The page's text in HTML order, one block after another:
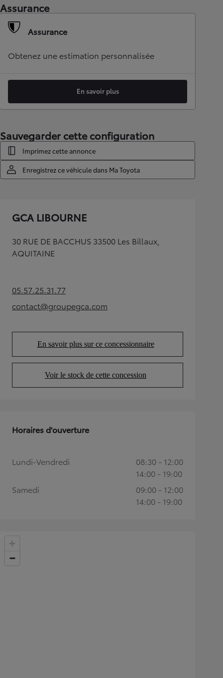
Assurance
Assurance
Obtenez une estimation personnalisée
En savoir plus
Sauvegarder cette configuration
Imprimez cette annonce
Enregistrez ce véhicule dans Ma Toyota
GCA LIBOURNE
30 RUE DE BACCHUS 33500 Les Billaux,
AQUITAINE
05.57.25.31.77(Opens in new tab)
contact@groupegca.com
(Opens in new tab)
En savoir plus sur ce concessionnaire
(Opens in new tab)
Voir le stock de cette concession
(Opens in new tab)
Horaires d'ouverture
Lundi-Vendredi
08:30 - 12:00
14:00 - 19:00
Samedi
09:00 - 12:00
14:00 - 19:00